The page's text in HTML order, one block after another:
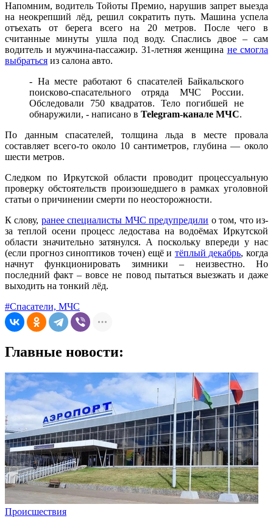
Напомним, водитель Тойоты Премио, нарушив запрет выезда
на неокрепший лёд, решил сократить путь. Машина успела
отъехать от берега всего на 20 метров. После чего в
считанные минуты ушла под воду. Спаслись двое – сам
водитель и мужчина-пассажир. 31-летняя женщина не смогла
выбраться из салона авто.
- На месте работают 6 спасателей Байкальского
поисково-спасательного отряда МЧС России.
Обследовали 750 квадратов. Тело погибшей не
обнаружили, - написано в Telegram-канале МЧС.
По данным спасателей, толщина льда в месте провала
составляет всего-то около 10 сантиметров, глубина — около
шести метров.
Следком по Иркутской области проводит процессуальную
проверку обстоятельств произошедшего в рамках уголовной
статьи о причинении смерти по неосторожности.
К слову, ранее специалисты МЧС предупредили о том, что из-
за теплой осени процесс ледостава на водоёмах Иркутской
области значительно затянулся. А поскольку впереди у нас
(если прогноз синоптиков точен) ещё и тёплый декабрь, когда
начнут функционировать зимники – неизвестно. Но
последний факт – вовсе не повод пытаться выезжать и даже
выходить на тонкий лёд.
#Спасатели, МЧС
Главные новости:
Происшествия